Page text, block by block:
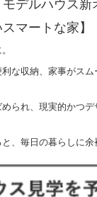
デルハウス新
マートな家】
な収納、家事がス
られ、現実的かつデ
、毎日の暮らしに余